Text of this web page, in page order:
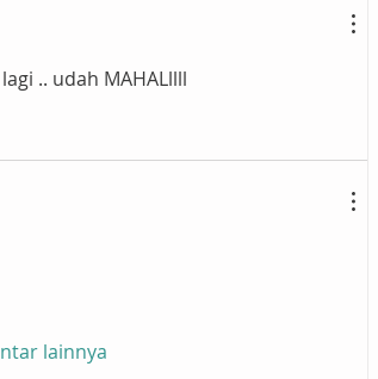
.. udah MAHALllll
lainnya